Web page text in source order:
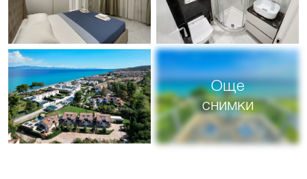
Още
снимки